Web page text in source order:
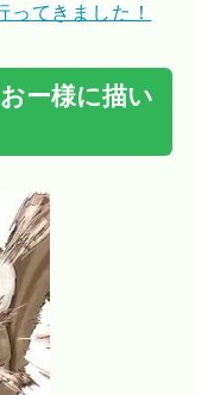
ってきました！
ー様に描い